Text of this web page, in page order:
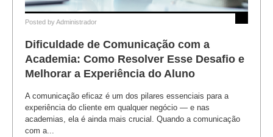
Posted byAdministrador
Dificuldade de Comunicação com a
Academia: Como Resolver Esse Desafio e
Melhorar a Experiência do Aluno
A comunicação eficaz é um dos pilares essenciais para a
experiência do cliente em qualquer negócio — e nas
academias, ela é ainda mais crucial. Quando a comunicação
com a...